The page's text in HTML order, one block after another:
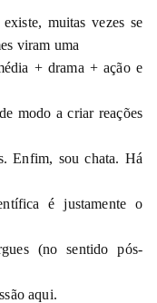
muitas vezes se
viram uma
+ drama + ação e
modo a criar reações
Enfim, sou chata. Há
é justamente o
(no sentido pós-
aqui.